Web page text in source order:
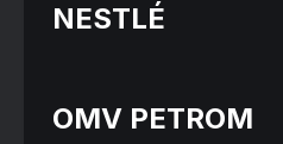
NESTLÉ
OMV PETROM